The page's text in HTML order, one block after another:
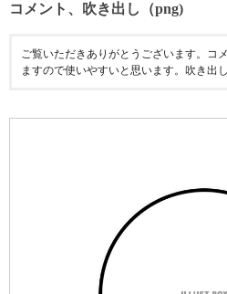
コメント、吹き出し（png)
ご覧いただきありがとうございます。コ
ますので使いやすいと思います。吹き出